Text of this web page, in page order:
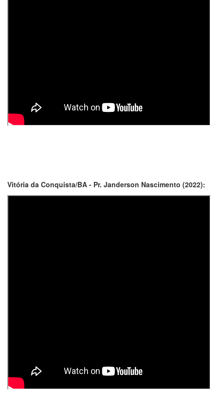
Vitória da Conquista/BA - Pr. Janderson Nascimento (2022):